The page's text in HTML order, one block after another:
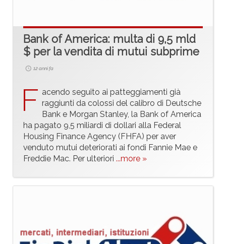
Bank of America: multa di 9,5 mld
$ per la vendita di mutui subprime
12 anni fa
F acendo seguito ai patteggiamenti già
raggiunti da colossi del calibro di Deutsche
Bank e Morgan Stanley, la Bank of America
ha pagato 9,5 miliardi di dollari alla Federal
Housing Finance Agency (FHFA) per aver
venduto mutui deteriorati ai fondi Fannie Mae e
Freddie Mac. Per ulteriori ...more »